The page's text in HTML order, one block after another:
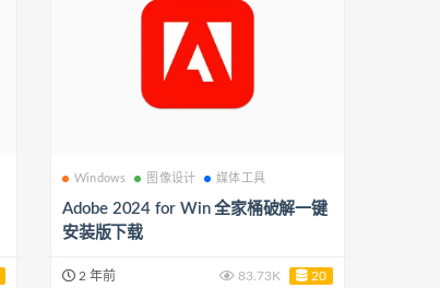
Windows 图像设计 媒体工具
Adobe 2024 for Win 全家桶破解一键
安装版下载
2 年前 83.73K 20